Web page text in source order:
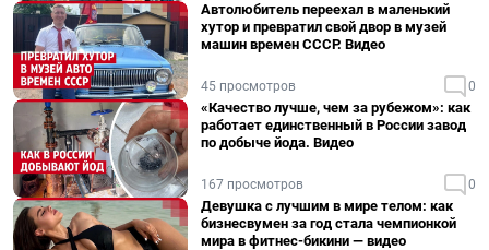
Автолюбитель переехал в маленький
хутор и превратил свой двор в музей
машин времен СССР. Видео
45 просмотров 0
«Качество лучше, чем за рубежом»: как
работает единственный в России завод
по добыче йода. Видео
167 просмотров 0
Девушка с лучшим в мире телом: как
бизнесвумен за год стала чемпионкой
мира в фитнес-бикини — видео